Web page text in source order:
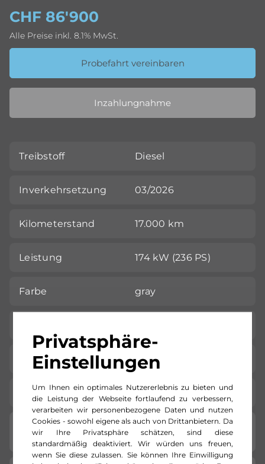
Privatsphäre-
Einstellungen
Um Ihnen ein optimales Nutzererlebnis zu bieten und
die Leistung der Webseite fortlaufend zu verbessern,
verarbeiten wir personenbezogene Daten und nutzen
Cookies - sowohl eigene als auch von Drittanbietern. Da
wir Ihre Privatsphäre schätzen, sind diese
standardmäßig deaktiviert. Wir würden uns freuen,
wenn Sie diese zulassen. Sie können Ihre Einwilligung
CHF 86'900
Alle Preise inkl. 8.1% MwSt.
Probefahrt vereinbaren
Inzahlungnahme
Treibstoff Diesel
Inverkehrsetzung 03/2026
Kilometerstand 17.000 km
Leistung 174 kW (236 PS)
Farbe gray
Karosserie T-Modelle / Kombis
Standort NFZ Center Pratteln
Detail-Ausstattung